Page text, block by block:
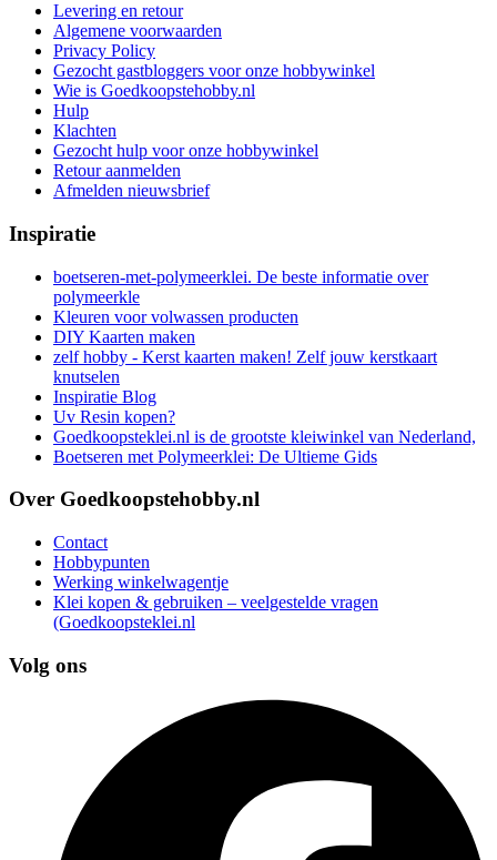
Levering en retour
Algemene voorwaarden
Privacy Policy
Gezocht gastbloggers voor onze hobbywinkel
Wie is Goedkoopstehobby.nl
Hulp
Klachten
Gezocht hulp voor onze hobbywinkel
Retour aanmelden
Afmelden nieuwsbrief
Inspiratie
boetseren-met-polymeerklei. De beste informatie over
polymeerkle
Kleuren voor volwassen producten
DIY Kaarten maken
zelf hobby - Kerst kaarten maken! Zelf jouw kerstkaart
knutselen
Inspiratie Blog
Uv Resin kopen?
Goedkoopsteklei.nl is de grootste kleiwinkel van Nederland,
Boetseren met Polymeerklei: De Ultieme Gids
Over Goedkoopstehobby.nl
Contact
Hobbypunten
Werking winkelwagentje
Klei kopen & gebruiken – veelgestelde vragen
(Goedkoopsteklei.nl
Volg ons